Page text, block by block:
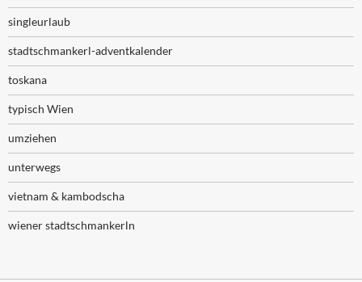
singleurlaub
stadtschmankerl-adventkalender
toskana
typisch Wien
umziehen
unterwegs
vietnam & kambodscha
wiener stadtschmankerln